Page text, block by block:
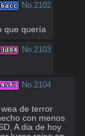
No.2102
que quería
No.2103
No.2104
de terror
con menos
A dia de hoy